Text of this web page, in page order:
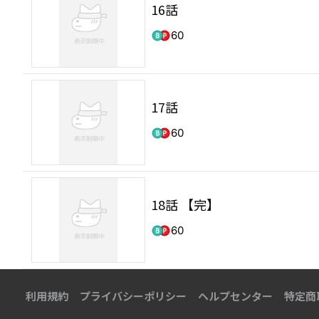
16話
60
17話
60
18話 【完】
60
利用規約 プライバシーポリシー ヘルプセンター 特定